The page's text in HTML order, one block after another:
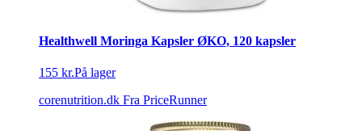
Healthwell Moringa Kapsler ØKO, 120 kapsler
155 kr.På lager
corenutrition.dk Fra PriceRunner